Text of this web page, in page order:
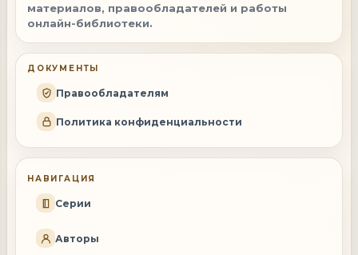
материалов, правообладателей и работы
онлайн-библиотеки.
ДОКУМЕНТЫ
Правообладателям
Политика конфиденциальности
НАВИГАЦИЯ
Серии
Авторы